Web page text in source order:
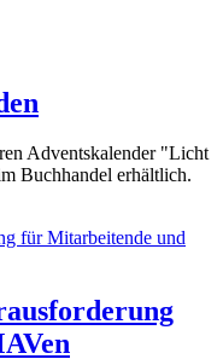
Adventskalender "Licht
Buchhandel erhältlich.